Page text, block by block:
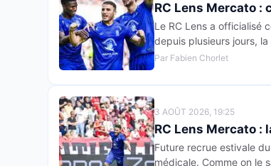
RC Lens Mercato :
Le RC Lens a officialisé
depuis plusieurs jours,
Par Fabien Chorlet
3 AOÛT 2026, 19:25
RC Lens Mercato :
Future recrue estivale
médicale. Comme on le